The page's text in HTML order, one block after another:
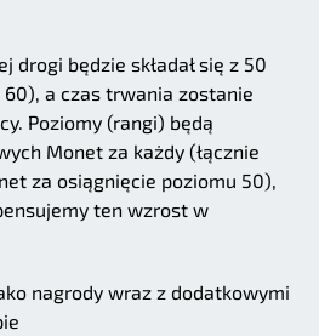
drogi będzie składał się z 50
a czas trwania zostanie
Poziomy (rangi) będą
Monet za każdy (łącznie
za osiągnięcie poziomu 50),
ten wzrost w
nagrody wraz z dodatkowymi